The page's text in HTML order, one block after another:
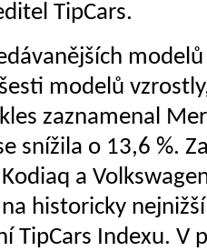
TipCars.
modelů
zaznamenal
snížila o 13,6 %.
a
historicky
TipCars Indexu. V